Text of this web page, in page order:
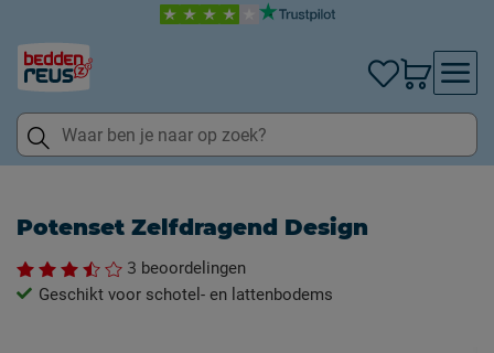
Potenset Zelfdragend Design
3 beoordelingen
Geschikt voor schotel- en lattenbodems